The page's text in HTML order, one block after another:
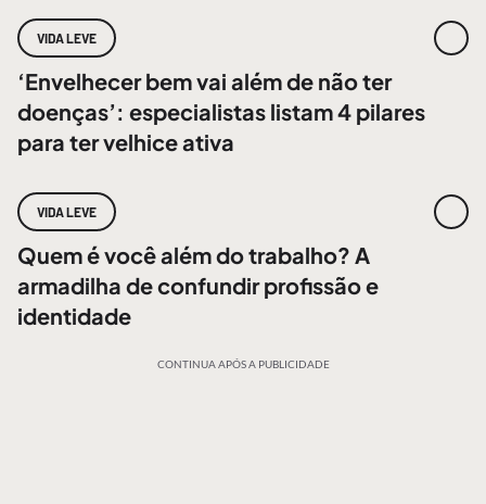
VIDA LEVE
‘Envelhecer bem vai além de não ter
doenças’: especialistas listam 4 pilares
para ter velhice ativa
VIDA LEVE
Quem é você além do trabalho? A
armadilha de confundir profissão e
identidade
CONTINUA APÓS A PUBLICIDADE